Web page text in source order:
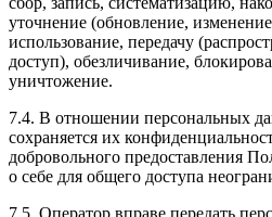
уточнение (обновление,
использование, передачу
доступ), обезличивание,
уничтожение.
7.4. В отношении персональных
сохраняется их
добровольного предоставления
о себе для общего доступа
7.5. Оператор вправе передать